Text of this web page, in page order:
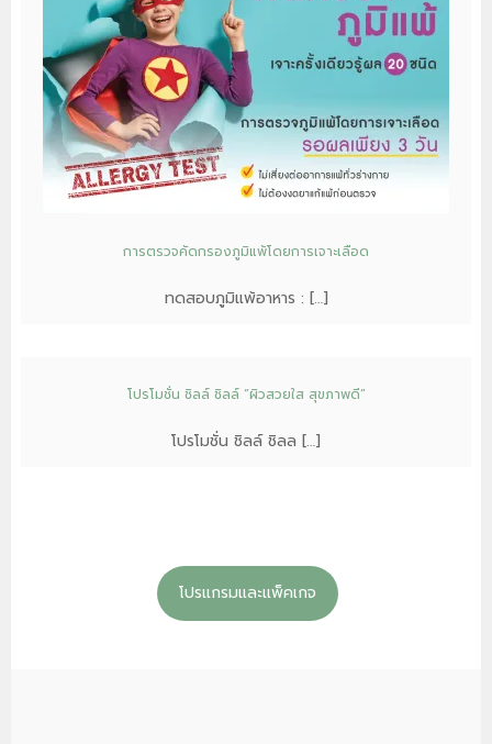
การตรวจคัดกรองภูมิแพ้โดยการเจาะเลือด
ทดสอบภูมิแพ้อาหาร : […]
โปรโมชั่น ชิลล์ ชิลล์ “ผิวสวยใส สุขภาพดี”
โปรโมชั่น ชิลล์ ชิลล […]
โปรแกรมและแพ็คเกจ